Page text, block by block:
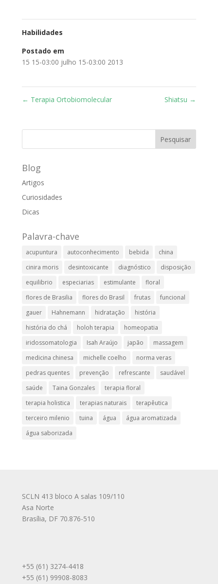
Habilidades
Postado em
15 15-03:00 julho 15-03:00 2013
← Terapia Ortobiomolecular Shiatsu →
Blog
Artigos
Curiosidades
Dicas
Palavra-chave
acupuntura autoconhecimento bebida
china
cinira moris
desintoxicante diagnóstico
disposição
equilibrio
especiarias estimulante
floral
flores de Brasilia
flores do Brasil frutas
funcional
gauer
Hahnemann hidratação
história
história do chá
holoh terapia
homeopatia
iridossomatologia
Isah Araújo japão
massagem
medicina chinesa
michelle coelho
norma veras
pedras quentes
prevenção refrescante
saudável
saúde
Taina Gonzales
terapia floral
terapia holistica
terapias naturais
terapêutica
terceiro milenio
tuina água
água aromatizada
água saborizada
SCLN 413 bloco A salas 109/110
Asa Norte
Brasília, DF 70.876-510
+55 (61) 3274-4418
+55 (61) 99908-8083